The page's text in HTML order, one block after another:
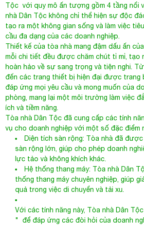
Tộc với quy mô ấn tượng gồm 4 tầng nổi
nhà Dân Tộc không chỉ thể hiện sự độc
tạo ra một không gian sống và làm việc
cầu đa dạng của các doanh nghiệp.
Thiết kế của tòa nhà mang đậm dấu ấn
mỗi chi tiết đều được chăm chút tỉ mỉ, tạo
hoàn hảo về sự sang trọng và tiện nghi.
đến các trang thiết bị hiện đại được trang
đáp ứng mọi yêu cầu và mong muốn của
phòng, mang lại một môi trường làm việc
ích và tiềm năng.
Tòa nhà Dân Tộc đã cung cấp các tính
vụ cho doanh nghiệp với một số đặc điểm
Diện tích sàn rộng: Tòa nhà đã
sàn rộng lớn, giúp cho phép doanh
lực tảo và không khích khác.
Hệ thống thang máy: Tòa nhà Dân
thống thang máy chuyên nghiệp, giúp
quả trong việc di chuyển và tải xu.
Với các tính năng này, Tòa nhà Dân
" để đáp ứng các đòi hỏi của doanh